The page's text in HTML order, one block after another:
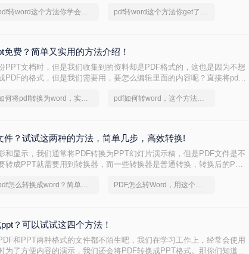
将pdf转成ppt文件时，你知道电脑pdf怎么转成ppt文件吗？下面就来教
pdf转word这个方法你学会了吗？ pdf转word这个方法你get了吗？
免费？简单又实用的方法介绍！
PPT文档时，但是我们收集到的资料却是PDF格式的，这也是因为不想
PDF的格式，但是我们需要用，要怎么编辑里面的内容呢？直接将pdf
如何将pdf转换为word，实用的方法来了 pdf如何转word，这个方法简单又方便
件？试试这两种的方法，简单几步，高效转换!
和显示，我们通常将PDF转换为PPT幻灯片演示稿，但是PDF文件是不
转成PPT就需要用到转换器，而一些转换器是普通转换，转换后的PPT
讲pdf怎么转成ppt文件，下面一起看看吧。
pdf怎么转换成word？简单高效的恢复方法 PDF怎么转Word，用这个方法试试
？可以试试这四个方法！
和PPT两种格式的文件都不陌生吧，我们在学习工作上，经常会使用
为了方便内容的演示，我们还会将PDF转换成PPT格式。那你们知道怎